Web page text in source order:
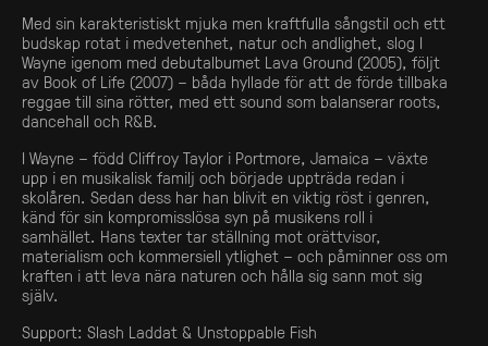
Med sin karakteristiskt mjuka men kraftfulla sångstil och ett
budskap rotat i medvetenhet, natur och andlighet, slog I
Wayne igenom med debutalbumet Lava Ground (2005), följt
av Book of Life (2007) – båda hyllade för att de förde tillbaka
reggae till sina rötter, med ett sound som balanserar roots,
dancehall och R&B.
I Wayne – född Cliffroy Taylor i Portmore, Jamaica – växte
upp i en musikalisk familj och började uppträda redan i
skolåren. Sedan dess har han blivit en viktig röst i genren,
känd för sin kompromisslösa syn på musikens roll i
samhället. Hans texter tar ställning mot orättvisor,
materialism och kommersiell ytlighet – och påminner oss om
kraften i att leva nära naturen och hålla sig sann mot sig
själv.
Support: Slash Laddat & Unstoppable Fish